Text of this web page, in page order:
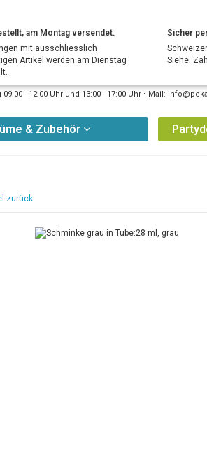
am Montag versendet.
mit ausschliesslich
Artikel werden am Dienstag
Sicher
Siehe:
- 12:00 Uhr und 13:00 - 17:00 Uhr • Mail:
& Zubehör
zurück